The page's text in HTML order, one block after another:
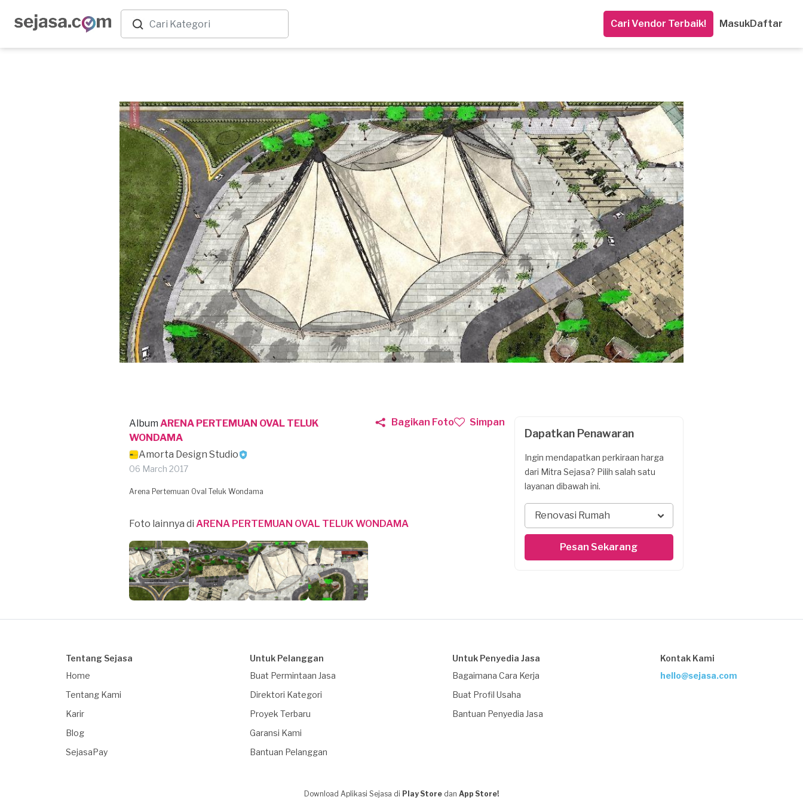
Cari Vendor Terbaik! MasukDaftar
Album ARENA PERTEMUAN OVAL TELUK
WONDAMA
Amorta Design Studio
06 March 2017
Bagikan Foto Simpan
Arena Pertemuan Oval Teluk Wondama
Foto lainnya di ARENA PERTEMUAN OVAL TELUK WONDAMA
Dapatkan Penawaran
Ingin mendapatkan perkiraan harga
dari Mitra Sejasa? Pilih salah satu
layanan dibawah ini.
Renovasi Rumah
Pesan Sekarang
Tentang Sejasa
Home
Tentang Kami
Karir
Blog
SejasaPay
Untuk Pelanggan
Buat Permintaan Jasa
Direktori Kategori
Proyek Terbaru
Garansi Kami
Bantuan Pelanggan
Untuk Penyedia Jasa
Bagaimana Cara Kerja
Buat Profil Usaha
Bantuan Penyedia Jasa
Kontak Kami
hello@sejasa.com
Download Aplikasi Sejasa di Play Store dan App Store!